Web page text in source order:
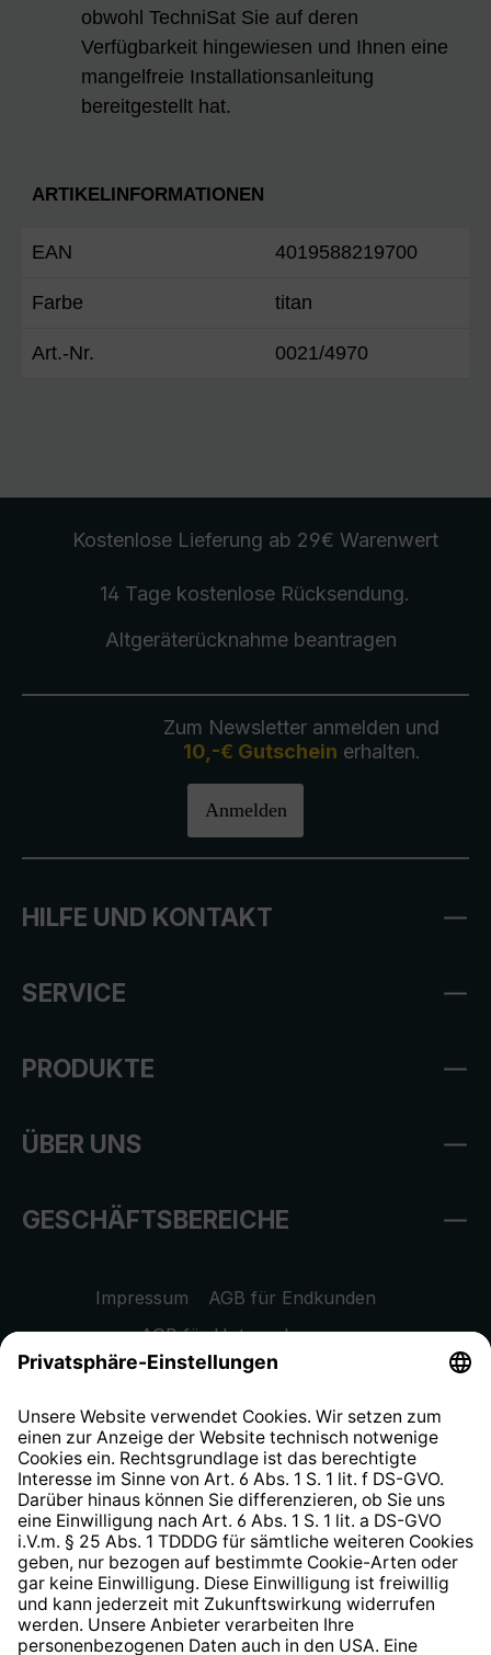
obwohl TechniSat Sie auf deren
Verfügbarkeit hingewiesen und Ihnen eine
mangelfreie Installationsanleitung
bereitgestellt hat.
ARTIKELINFORMATIONEN
EAN 4019588219700
Farbe titan
Art.-Nr. 0021/4970
Kostenlose Lieferung ab 29€ Warenwert
14 Tage kostenlose Rücksendung.
Altgeräterücknahmebeantragen
Zum Newsletter anmelden und
10,-€ Gutschein erhalten.
Anmelden
HILFE UND KONTAKT
SERVICE
PRODUKTE
ÜBER UNS
GESCHÄFTSBEREICHE
Impressum
AGB für Endkunden
AGB für Unternehmen
Datenschutzhinweis
Widerrufsrecht
Hinweisgeberschutzsystem
Barrierefreiheit